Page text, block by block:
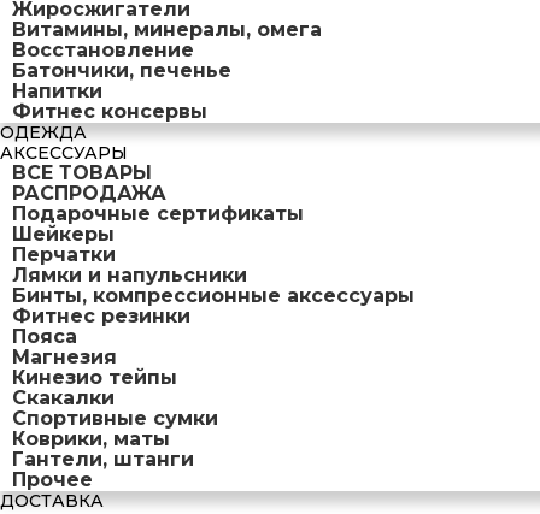
Жиросжигатели
Витамины, минералы, омега
Восстановление
Батончики, печенье
Напитки
Фитнес консервы
ОДЕЖДА
АКСЕССУАРЫ
ВСЕ ТОВАРЫ
РАСПРОДАЖА
Подарочные сертификаты
Шейкеры
Перчатки
Лямки и напульсники
Бинты, компрессионные аксессуары
Фитнес резинки
Пояса
Магнезия
Кинезио тейпы
Скакалки
Спортивные сумки
Коврики, маты
Гантели, штанги
Прочее
ДОСТАВКА